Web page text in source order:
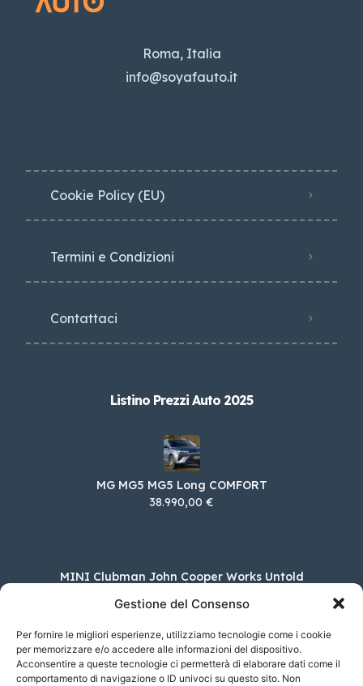
Gestione del Consenso
Per fornire le migliori esperienze, utilizziamo tecnologie come i cookie
per memorizzare e/o accedere alle informazioni del dispositivo.
Acconsentire a queste tecnologie ci permetterà di elaborare dati come il
comportamento di navigazione o ID univoci su questo sito. Non
Roma, Italia
info@soyafauto.it
Cookie Policy (EU)
Termini e Condizioni
Contattaci
Listino Prezzi Auto 2025
MG MG5 MG5 Long COMFORT
38.990,00 €
MINI Clubman John Cooper Works Untold
Edition
54.000,00 €
Nissan Ariya 63kWh Engage 2WD